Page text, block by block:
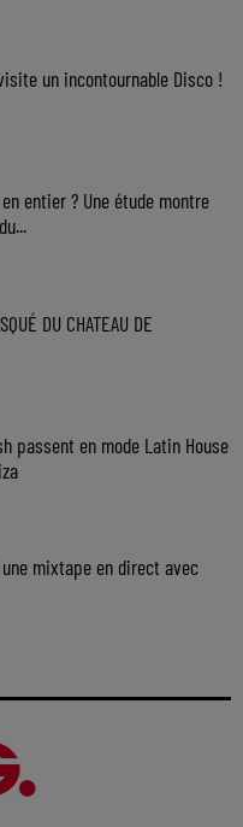
un incontournable Disco !
entier ? Une étude montre
DU CHATEAU DE
passent en mode Latin House
mixtape en direct avec